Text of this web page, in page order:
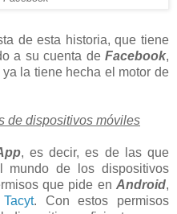
de esta historia, que tiene
a su cuenta de Facebook,
la tiene hecha el motor de
de dispositivos móviles
, es decir, es de las que
mundo de los dispositivos
que pide en Android,
Tacyt. Con estos permisos